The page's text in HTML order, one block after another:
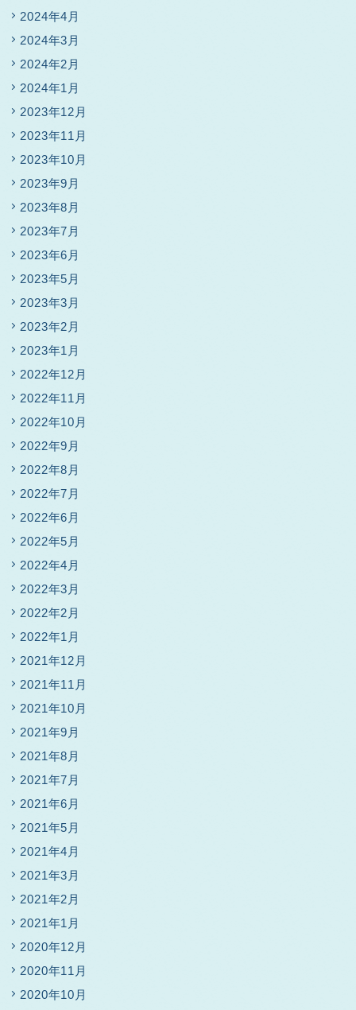
2024年4月
2024年3月
2024年2月
2024年1月
2023年12月
2023年11月
2023年10月
2023年9月
2023年8月
2023年7月
2023年6月
2023年5月
2023年3月
2023年2月
2023年1月
2022年12月
2022年11月
2022年10月
2022年9月
2022年8月
2022年7月
2022年6月
2022年5月
2022年4月
2022年3月
2022年2月
2022年1月
2021年12月
2021年11月
2021年10月
2021年9月
2021年8月
2021年7月
2021年6月
2021年5月
2021年4月
2021年3月
2021年2月
2021年1月
2020年12月
2020年11月
2020年10月